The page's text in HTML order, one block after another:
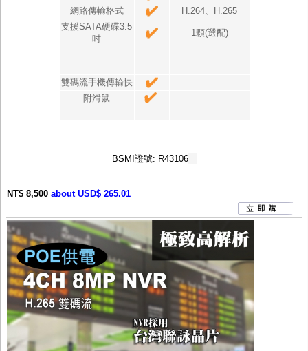
網路傳輸格式
H.264、H.265
支援SATA硬碟3.5
吋
1顆(選配)
雙碼流手機傳輸快
附滑鼠
BSMI證號: R43106
NT$ 8,500 about USD$ 265.01